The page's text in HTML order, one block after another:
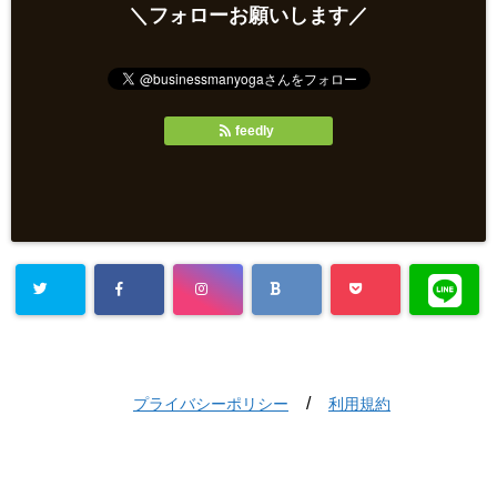
＼フォローお願いします／
feedly
プライバシーポリシー / 利用規約